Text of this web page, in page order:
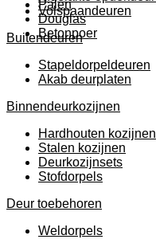
Palen
Douglas
Betonpoer
Volspaandeuren
Buitendeuren
Stapeldorpeldeuren
Akab deurplaten
Binnendeurkozijnen
Hardhouten kozijnen
Stalen kozijnen
Deurkozijnsets
Stofdorpels
Deur toebehoren
Weldorpels